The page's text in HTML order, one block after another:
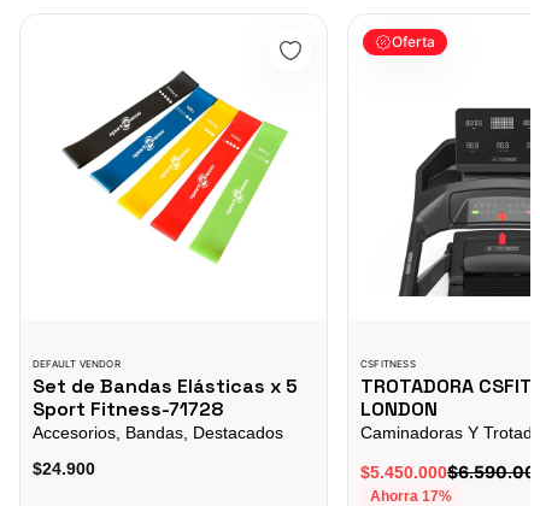
Set de Bandas Elásticas x 5 Sport Fitness-71728
DEFAULT VENDOR
Set de Bandas Elásticas x 5
Sport Fitness-71728
Accesorios, Bandas, Destacados
$24.900
TROTADORA
Oferta
CSFITNESS
TROTADORA
LONDON
$5.450.000
Ahorra 17%